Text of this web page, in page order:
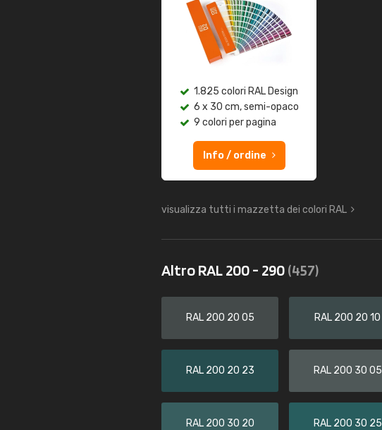
1.825 colori RAL Design
6 x 30 cm, semi-opaco
9 colori per pagina
Info / ordine
visualizza tutti i mazzetta dei colori RAL
Altro RAL 200 - 290(457)
RAL 200 20 05 RAL 200 20 10
RAL 200 20 23 RAL 200 30 05
RAL 200 30 20 RAL 200 30 25